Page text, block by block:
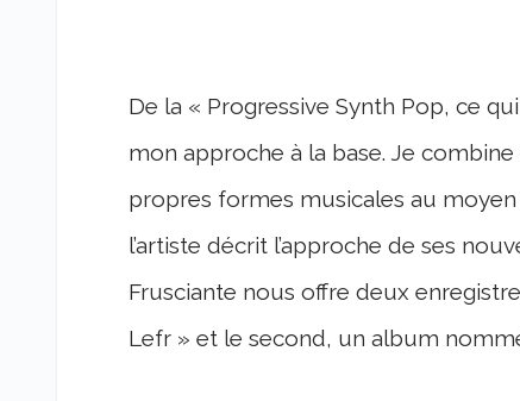
De la « Progressive Synth Pop, ce
mon approche à la base. Je
propres formes musicales au
l’artiste décrit l’approche de ses
Frusciante nous offre deux
Lefr » et le second, un album